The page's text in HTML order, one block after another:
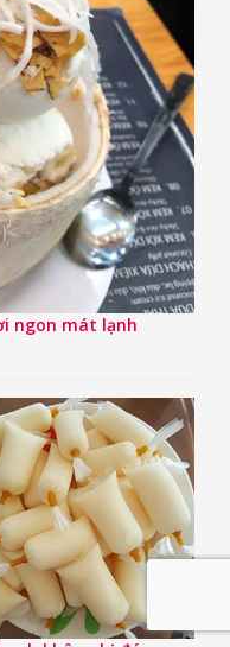
ngon mát lạnh